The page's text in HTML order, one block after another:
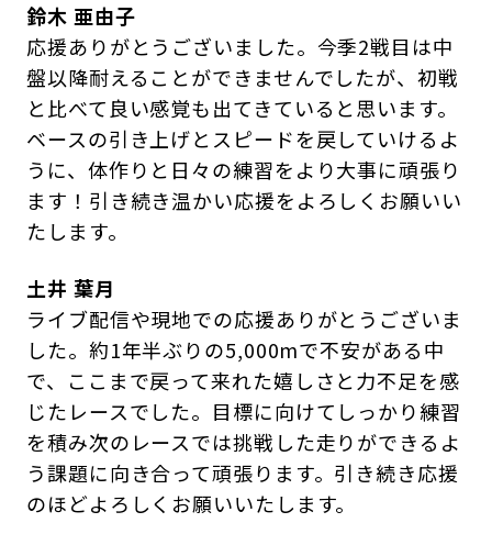
鈴木 亜由子
応援ありがとうございました。今季2戦目は中
盤以降耐えることができませんでしたが、初戦
と比べて良い感覚も出てきていると思います。
ベースの引き上げとスピードを戻していけるよ
うに、体作りと日々の練習をより大事に頑張り
ます！引き続き温かい応援をよろしくお願いい
たします。
土井 葉月
ライブ配信や現地での応援ありがとうございま
した。約1年半ぶりの5,000mで不安がある中
で、ここまで戻って来れた嬉しさと力不足を感
じたレースでした。目標に向けてしっかり練習
を積み次のレースでは挑戦した走りができるよ
う課題に向き合って頑張ります。引き続き応援
のほどよろしくお願いいたします。